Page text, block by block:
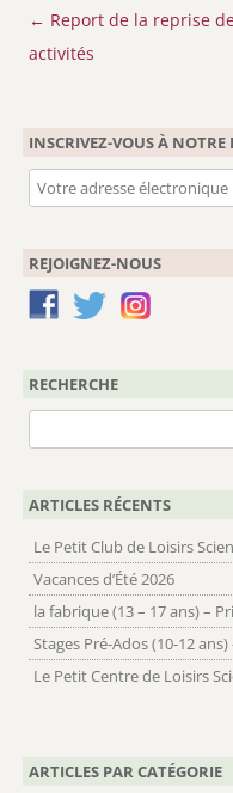
Navigation
des
← Report de la reprise
activités
INSCRIVEZ-VOUS À NOTRE
REJOIGNEZ-NOUS
RECHERCHE
ARTICLES RÉCENTS
Le Petit Club de Loisirs
Vacances d’Été 2026
la fabrique (13 – 17 ans) –
Stages Pré-Ados (10-12
Le Petit Centre de Loisirs
ARTICLES PAR CATÉGORIE